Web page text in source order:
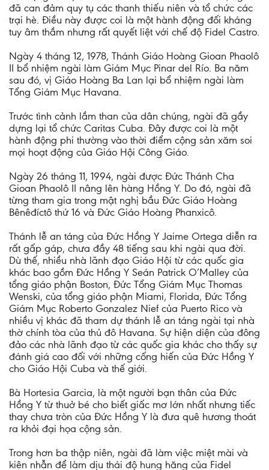
đã can đảm quy tụ các thanh thiếu niên và tổ chức các
trại hè. Điều này được coi là một hành động đối kháng
tuy âm thầm nhưng rất quyết liệt với chế độ Fidel Castro.
Ngày 4 tháng 12, 1978, Thánh Giáo Hoàng Gioan Phaolô
II bổ nhiệm ngài làm Giám Mục Pinar del Río. Ba năm
sau đó, vị Giáo Hoàng Ba Lan lại bổ nhiệm ngài làm
Tổng Giám Mục Havana.
Trước tình cảnh lầm than của dân chúng, ngài đã gầy
dựng lại tổ chức Caritas Cuba. Đây được coi là một
hành động phi thường vào thời điểm cộng sản xăm soi
mọi hoạt động của Giáo Hội Công Giáo.
Ngày 26 tháng 11, 1994, ngài được Đức Thánh Cha
Gioan Phaolô II nâng lên hàng Hồng Y. Do đó, ngài đã
từng tham gia trong mật nghị bầu Đức Giáo Hoàng
Bênêđíctô thứ 16 và Đức Giáo Hoàng Phanxicô.
Thánh lễ an táng của Đức Hồng Y Jaime Ortega diễn ra
rất gấp gáp, chưa đầy 48 tiếng sau khi ngài qua đời.
Dù thế, nhiều nhà lãnh đạo Giáo Hội từ các quốc gia
khác bao gồm Đức Hồng Y Seán Patrick O’Malley của
tổng giáo phận Boston, Đức Tổng Giám Mục Thomas
Wenski, của tổng giáo phận Miami, Florida, Đức Tổng
Giám Mục Roberto Gonzalez Nief của Puerto Rico và
nhiều vị khác đã tham dự thánh lễ an táng ngài tại nhà
thờ chính tòa của thủ đô Havana. Sự hiện diện của đông
đảo các nhà lãnh đạo từ các quốc gia khác cho thấy sự
đánh giá cao đối với những cống hiến của Đức Hồng Y
cho Giáo Hội Cuba và thế giới.
Bà Hortesia Garcia, là một người bạn thân của Đức
Hồng Y từ thuở bé cho biết giấc mơ lớn nhất nhưng tiếc
thay chưa tròn của Đức Hồng Y là đưa quê hương thoát
ra khỏi đại họa cộng sản.
Trong hơn ba thập niên, ngài đã làm việc miệt mài và
kiên nhẫn để làm dịu thái độ hung hăng của Fidel